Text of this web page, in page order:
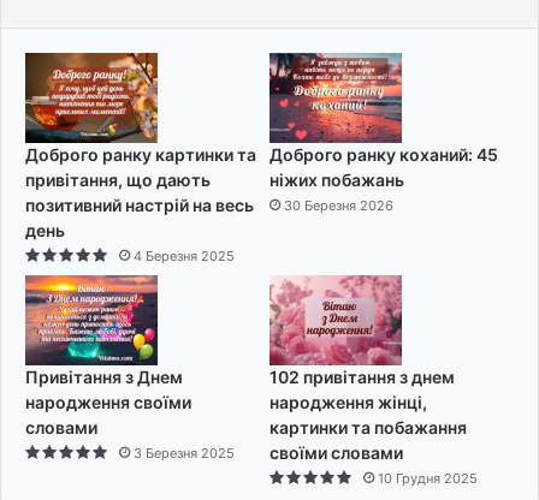
Доброго ранку картинки та
привітання, що дають
позитивний настрій на весь
день
4 Березня 2025
Доброго ранку коханий: 45
ніжих побажань
30 Березня 2026
Привітання з Днем
народження своїми
словами
3 Березня 2025
102 привітання з днем
народження жінці,
картинки та побажання
своїми словами
10 Грудня 2025